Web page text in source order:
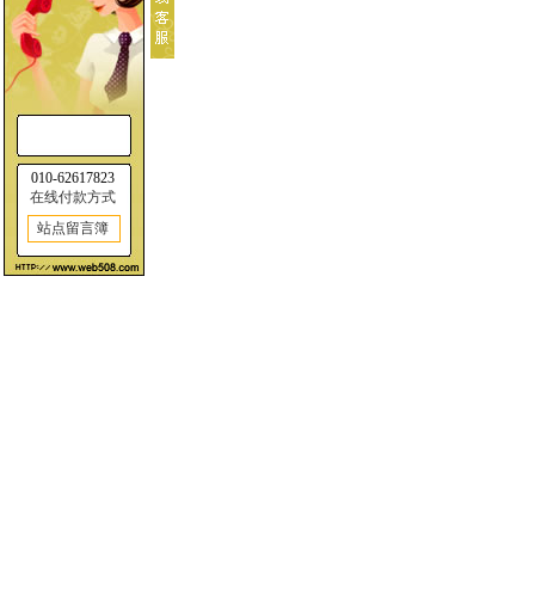
010-62617823
在线付款方式
站点留言簿